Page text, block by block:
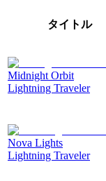
タイトル
Midnight Orbit
Lightning Traveler
Nova Lights
Lightning Traveler